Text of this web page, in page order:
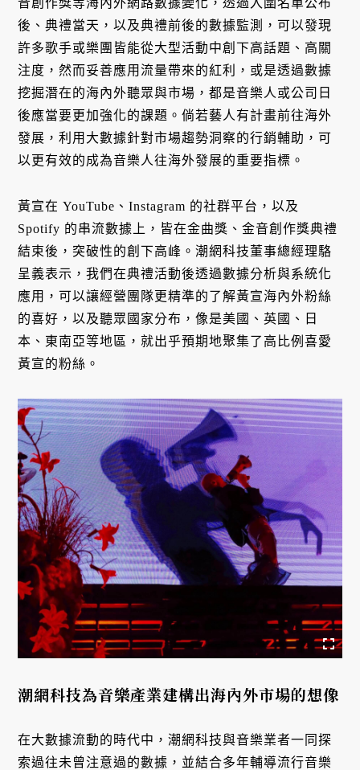
音創作獎等海內外網路數據變化，透過入圍名單公布
後、典禮當天，以及典禮前後的數據監測，可以發現
許多歌手或樂團皆能從大型活動中創下高話題、高關
注度，然而妥善應用流量帶來的紅利，或是透過數據
挖掘潛在的海內外聽眾與市場，都是音樂人或公司日
後應當要更加強化的課題。倘若藝人有計畫前往海外
發展，利用大數據針對市場趨勢洞察的行銷輔助，可
以更有效的成為音樂人往海外發展的重要指標。
黃宣在 YouTube、Instagram 的社群平台，以及
Spotify 的串流數據上，皆在金曲獎、金音創作獎典禮
結束後，突破性的創下高峰。潮網科技董事總經理駱
呈義表示，我們在典禮活動後透過數據分析與系統化
應用，可以讓經營團隊更精準的了解黃宣海內外粉絲
的喜好，以及聽眾國家分布，像是美國、英國、日
本、東南亞等地區，就出乎預期地聚集了高比例喜愛
黃宣的粉絲。
潮網科技為音樂產業建構出海內外市場的想像
在大數據流動的時代中，潮網科技與音樂業者一同探
索過往未曾注意過的數據，並結合多年輔導流行音樂